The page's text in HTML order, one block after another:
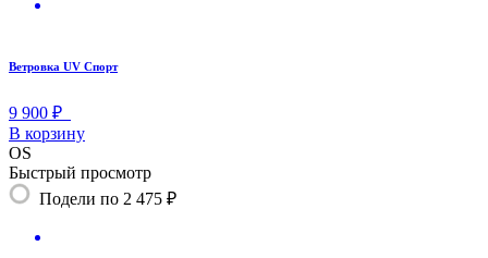
Ветровка UV Спорт
9 900 ₽
В корзину
OS
Быстрый просмотр
Подели по 2 475 ₽